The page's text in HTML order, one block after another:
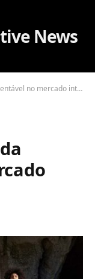
no mercado internacional